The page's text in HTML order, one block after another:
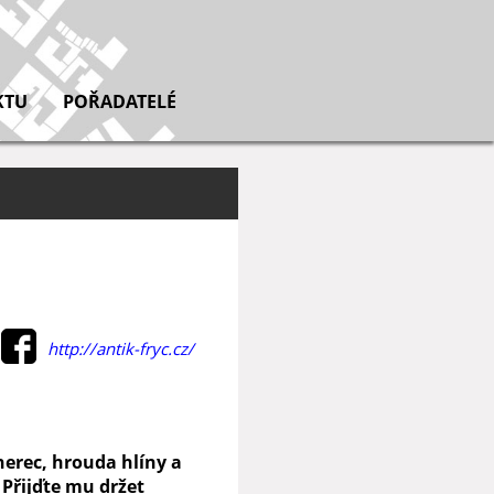
POŘADATELÉ
http://antik-fryc.cz/
hrouda hlíny a
mu držet